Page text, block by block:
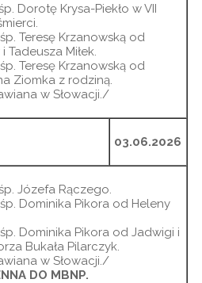
Dorotę Krysa-Piekło w VII
Teresę Krzanowską od
Tadeusza Miłek.
Teresę Krzanowską od
Ziomka z rodziną.
w Słowacji./
03.06.2026
Józefa Rączego.
Dominika Pikora od Heleny
Dominika Pikora od Jadwigi i
Bukała Pilarczyk.
w Słowacji./
DO MBNP.